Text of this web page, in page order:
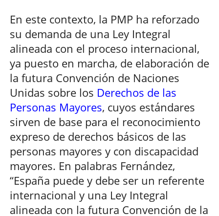
En este contexto, la PMP ha reforzado
su demanda de una Ley Integral
alineada con el proceso internacional,
ya puesto en marcha, de elaboración de
la futura Convención de Naciones
Unidas sobre los Derechos de las
Personas Mayores, cuyos estándares
sirven de base para el reconocimiento
expreso de derechos básicos de las
personas mayores y con discapacidad
mayores. En palabras Fernández,
“España puede y debe ser un referente
internacional y una Ley Integral
alineada con la futura Convención de la